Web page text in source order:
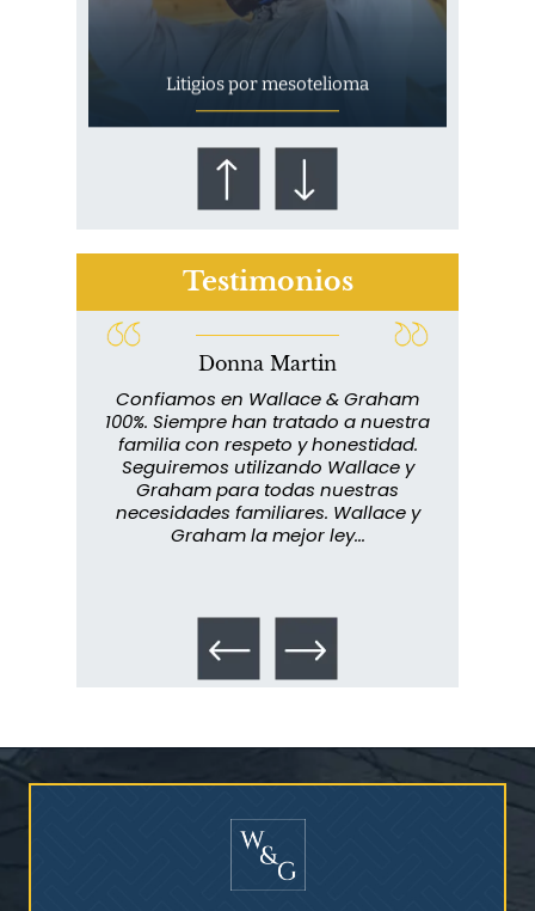
Litigios por mesotelioma
¿Mesotelioma?
Testimonios
Donna Martin
Confiamos en Wallace & Graham
100%. Siempre han tratado a nuestra
familia con respeto y honestidad.
Seguiremos utilizando Wallace y
Graham para todas nuestras
necesidades familiares. Wallace y
Graham la mejor ley...